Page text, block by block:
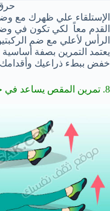
الإستلقاء علي ظهرك مع
القدم معاً لكي تكون في
الرأس لأعلي مع ضم
يعتمد التمرين بصفة
خفض ببطء ذراعيك وأقدامك
8. تمرين المقص يساعد في حرق الدهون في السرير :